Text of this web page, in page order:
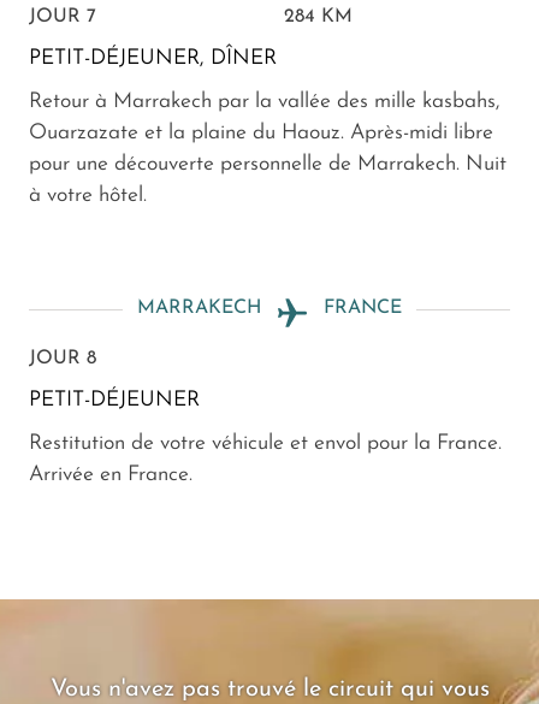
JOUR 7 284 KM
PETIT-DÉJEUNER, DÎNER
Retour à Marrakech par la vallée des mille kasbahs,
Ouarzazate et la plaine du Haouz. Après-midi libre
pour une découverte personnelle de Marrakech. Nuit
à votre hôtel.
MARRAKECH FRANCE
JOUR 8
PETIT-DÉJEUNER
Restitution de votre véhicule et envol pour la France.
Arrivée en France.
Vous n'avez pas trouvé le circuit qui vous